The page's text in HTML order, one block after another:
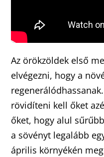
Az örökzöldek első
elvégezni, hogy a
rövidíteni kell őket
őket, hogy alul
a sövényt legalább
április környékén